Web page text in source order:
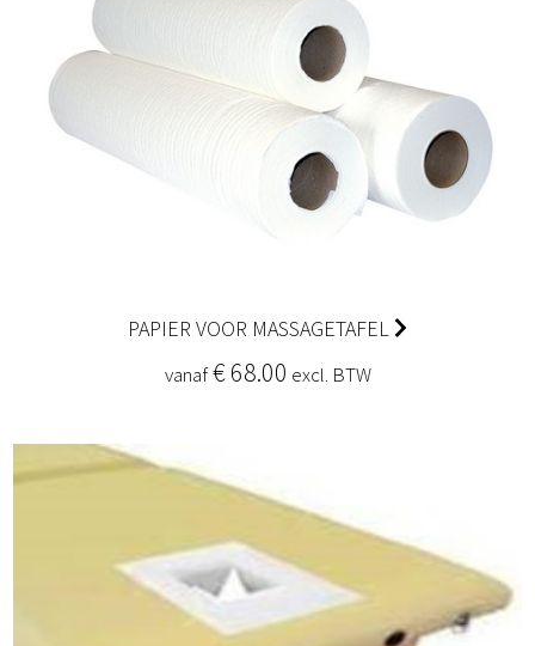
PAPIER VOOR MASSAGETAFEL
vanaf€ 68.00 excl. BTW